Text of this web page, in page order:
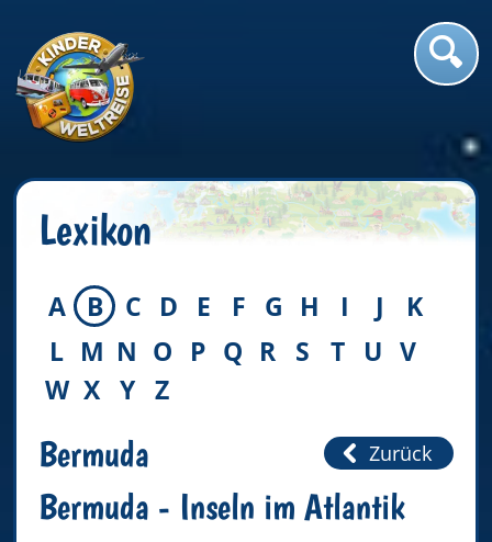
Lexikon
A B C D E F G H I J
K
L M N O P Q R S T U V
W X Y Z
Bermuda Zurück
Bermuda - Inseln im Atlantik